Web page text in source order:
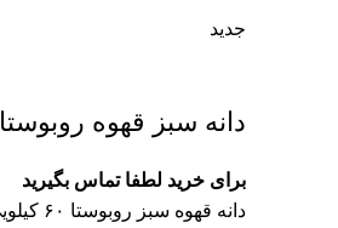
جدید
دانه سبز قهوه روبوستا
برای خرید لطفا تماس بگیرید